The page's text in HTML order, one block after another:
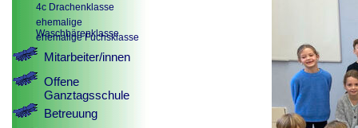
4c Drachenklasse
ehemalige
Waschbärenklasse
ehemalige Fuchsklasse
Mitarbeiter/innen
Offene
Ganztagsschule
Betreuung